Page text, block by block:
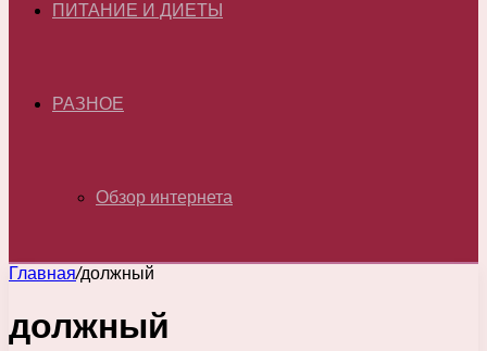
ПИТАНИЕ И ДИЕТЫ
РАЗНОЕ
Обзор интернета
Главная/должный
должный